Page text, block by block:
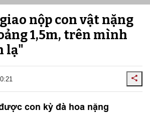
nộp con vật nặng
1,5m, trên mình
lạ"
con kỳ đà hoa nặng